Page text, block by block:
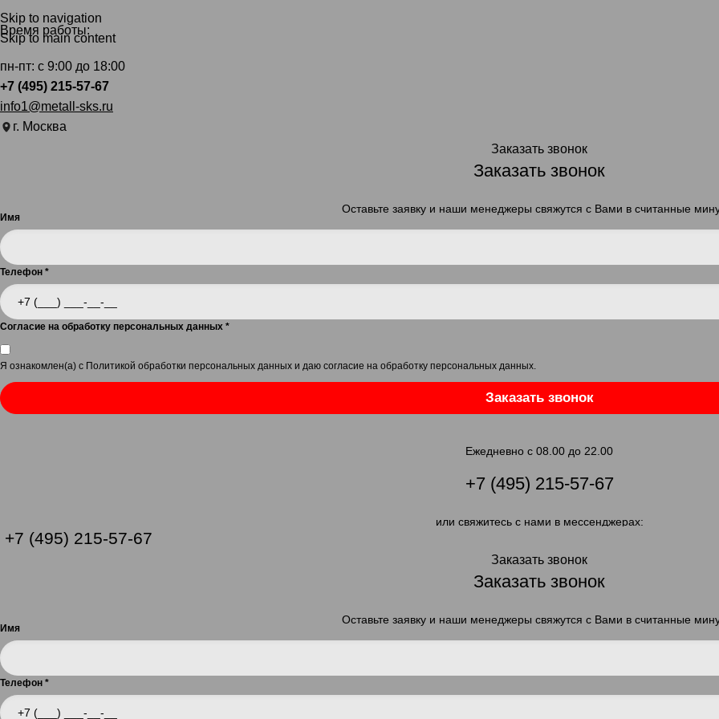
Skip to navigation
Skip to main content
Время работы:
пн-пт: с 9:00 до 18:00
+7 (495) 215-57-67
info1@metall-sks.ru
г. Москва
Заказать звонок
Заказать звонок
Оставьте заявку и наши менеджеры свяжутся с Вами в считанные
Имя
Телефон *
Согласие на обработку персональных данных *
Я ознакомлен(а) с Политикой обработки персональных данных и даю согласие на обработку персональных данных
Заказать звонок
Ежедневно с 08.00 до 22.00
+7 (495) 215-57-67
или свяжитесь с нами в мессенджерах:
+7 (495) 215-57-67
Заказать звонок
Заказать звонок
Оставьте заявку и наши менеджеры свяжутся с Вами в считанные
Имя
Телефон *